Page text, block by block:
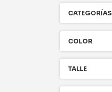
CATEGORÍAS
COLOR
TALLE